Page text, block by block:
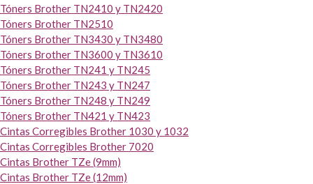
Tóners Brother TN2410 y TN2420
Tóners Brother TN2510
Tóners Brother TN3430 y TN3480
Tóners Brother TN3600 y TN3610
Tóners Brother TN241 y TN245
Tóners Brother TN243 y TN247
Tóners Brother TN248 y TN249
Tóners Brother TN421 y TN423
Cintas Corregibles Brother 1030 y 1032
Cintas Corregibles Brother 7020
Cintas Brother TZe (9mm)
Cintas Brother TZe (12mm)